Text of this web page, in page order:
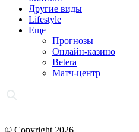
Другие виды
Lifestyle
Еще
Прогнозы
Онлайн-казино
Betera
Матч-центр
© Copyright 2026